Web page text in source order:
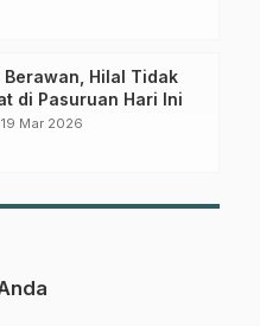
Berawan, Hilal Tidak
di Pasuruan Hari Ini
Mar 2026